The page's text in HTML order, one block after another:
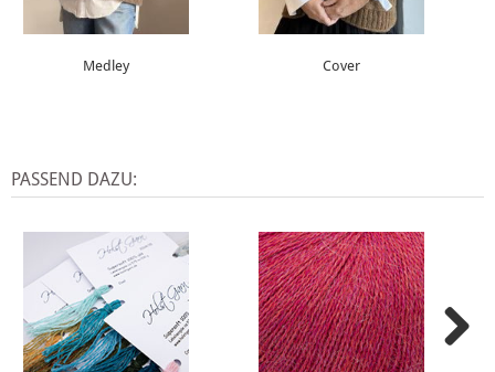
Medley Cover
PASSEND DAZU: